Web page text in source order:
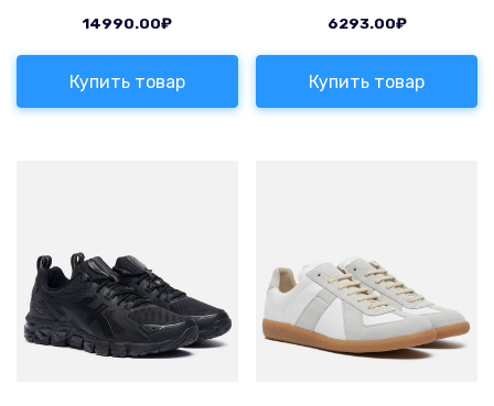
14990.00₽
Купить товар
6293.00₽
Купить товар